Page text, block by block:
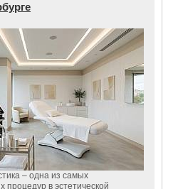
– одна из самых
процедур в эстетической